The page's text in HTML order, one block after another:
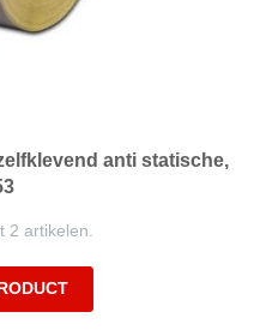
anti statische,
2 artikelen.